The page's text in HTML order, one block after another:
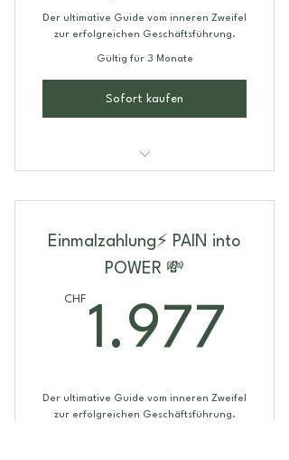
Der ultimative Guide vom inneren Zweifel
zur erfolgreichen Geschäftsführung.
Gültig für 3 Monate
Sofort kaufen
7 Theoretische Module
Deine komplette Business Strategie
Motivationschat
Einmalzahlung⚡️ PAIN into
POWER 💸
CHF
1.977
Der ultimative Guide vom inneren Zweifel
zur erfolgreichen Geschäftsführung.